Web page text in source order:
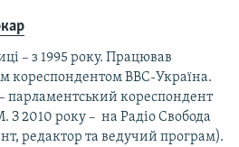
– з 1995 року. Працював
кореспондентом BBC-Україна.
парламентський кореспондент
З 2010 року – на Радіо Свобода
редактор та ведучий програм).